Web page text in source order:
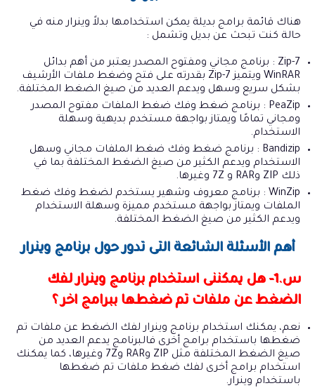
هناك قائمة برامج بديلة يمكن استخدامها بدلاً وينرار منه في
حالة كنت تبحث عن بديل وتشمل :
7-Zip : برنامج مجاني ومفتوح المصدر يعتبر من أهم بدائل
WinRAR ويتميز 7-Zip بقدرته على فتح وضغط ملفات الأرشيف
بشكل سريع وسهل ويدعم العديد من صيغ الضغط المختلفة.
PeaZip : برنامج ضغط وفك ضغط الملفات مفتوح المصدر
ومجاني تمامًا ويمتاز بواجهة مستخدم بديهية وسهلة
الاستخدام.
Bandizip : برنامج ضغط وفك ضغط الملفات مجاني وسهل
الاستخدام ويدعم الكثير من صيغ الضغط المختلفة بما في
ذلك ZIP وRAR و 7Z وغيرها.
WinZip : برنامج معروف وشهير يستخدم لضغط وفك ضغط
الملفات ويمتاز بواجهة مستخدم مميزة وسهلة الاستخدام
ويدعم الكثير من صيغ الضغط المختلفة.
أهم الأسئلة الشائعة التى تدور حول برنامج وينرار
س.1- هل يمكننى استخدام برنامج وينرار لفك
الضغط عن ملفات تم ضغطها ببرامج اخر ؟
نعم، يمكنك استخدام برنامج وينرار لفك الضغط عن ملفات تم
ضغطها باستخدام برامج أخرى فالبرنامج يدعم العديد من
صيغ الضغط المختلفة مثل ZIP وRAR و7Z وغيرها، كما يمكنك
استخدام برامج أخرى لفك ضغط ملفات تم ضغطها
باستخدام وينرار.